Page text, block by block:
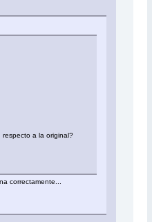
respecto a la original?
correctamente...